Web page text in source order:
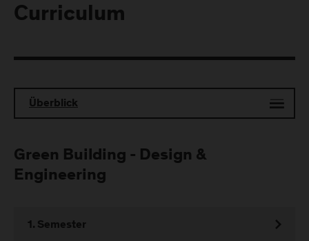
Curriculum
Überblick
Green Building - Design &
Engineering
1. Semester